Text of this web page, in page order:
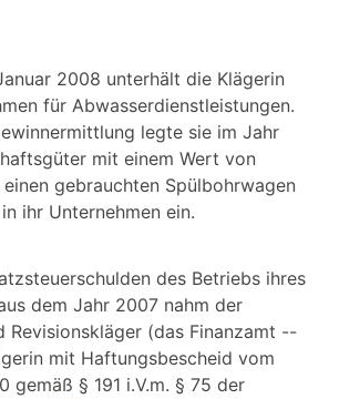
2008 unterhält die Klägerin
für Abwasserdienstleistungen.
legte sie im Jahr
mit einem Wert von
einen gebrauchten Spülbohrwagen
ihr Unternehmen ein.
des Betriebs ihres
dem Jahr 2007 nahm der
Revisionskläger (das Finanzamt --
mit Haftungsbescheid vom
gemäß § 191 i.V.m. § 75 der